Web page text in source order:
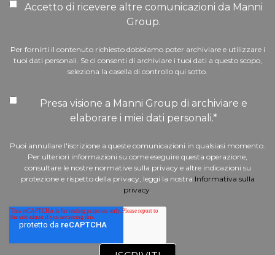
Accetto di ricevere altre comunicazioni da Manni
Group.
Per fornirti il contenuto richiesto dobbiamo poter archiviare e utilizzare i
tuoi dati personali. Se ci consenti di archiviare i tuoi dati a questo scopo,
seleziona la casella di controllo qui sotto.
Presa visione a Manni Group di archiviare e
elaborare i miei dati personali.*
Puoi annullare l'iscrizione a queste comunicazioni in qualsiasi momento.
Per ulteriori informazioni su come eseguire questa operazione,
consultare le nostre normative sulla privacy e altre indicazioni su
protezione e rispetto della privacy, leggi la nostra Informativa sulla
privacy.